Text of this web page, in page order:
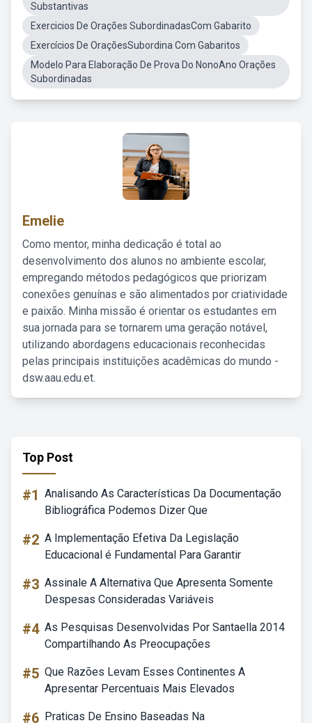
Substantivas
Exercicios De Orações SubordinadasCom Gabarito
Exercícios De OraçõesSubordina Com Gabaritos
Modelo Para Elaboração De Prova Do NonoAno Orações
Subordinadas
Emelie
Como mentor, minha dedicação é total ao
desenvolvimento dos alunos no ambiente escolar,
empregando métodos pedagógicos que priorizam
conexões genuínas e são alimentados por criatividade
e paixão. Minha missão é orientar os estudantes em
sua jornada para se tornarem uma geração notável,
utilizando abordagens educacionais reconhecidas
pelas principais instituições acadêmicas do mundo -
dsw.aau.edu.et.
Top Post
#1 Analisando As Características Da Documentação
Bibliográfica Podemos Dizer Que
#2 A Implementação Efetiva Da Legislação
Educacional é Fundamental Para Garantir
#3 Assinale A Alternativa Que Apresenta Somente
Despesas Consideradas Variáveis
#4 As Pesquisas Desenvolvidas Por Santaella 2014
Compartilhando As Preocupações
#5 Que Razões Levam Esses Continentes A
Apresentar Percentuais Mais Elevados
#6 Praticas De Ensino Baseadas Na